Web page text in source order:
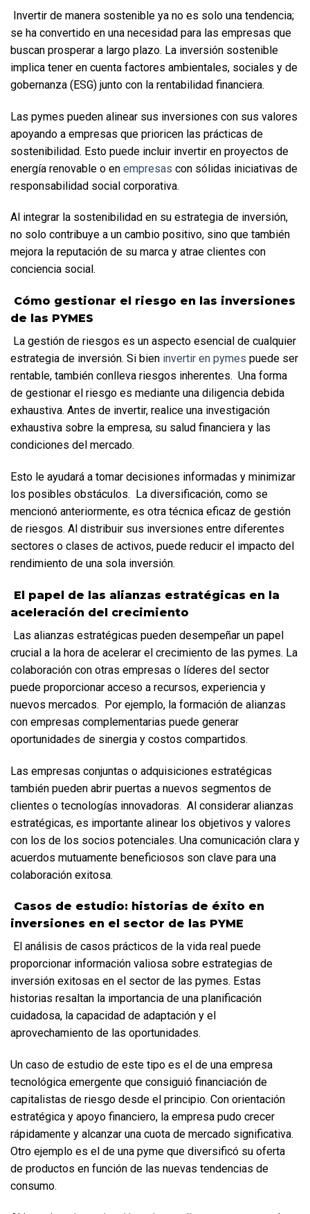
se ha convertido en una necesidad para las empresas que
buscan prosperar a largo plazo. La inversión sostenible
implica tener en cuenta factores ambientales, sociales y de
gobernanza (ESG) junto con la rentabilidad financiera.
Las pymes pueden alinear sus inversiones con sus valores
apoyando a empresas que prioricen las prácticas de
sostenibilidad. Esto puede incluir invertir en proyectos de
energía renovable o en empresas con sólidas iniciativas de
responsabilidad social corporativa.
Al integrar la sostenibilidad en su estrategia de inversión,
no solo contribuye a un cambio positivo, sino que también
mejora la reputación de su marca y atrae clientes con
conciencia social.
de las PYMES
estrategia de inversión. Si bien invertir en pymes puede ser
rentable, también conlleva riesgos inherentes.  Una forma
de gestionar el riesgo es mediante una diligencia debida
exhaustiva. Antes de invertir, realice una investigación
exhaustiva sobre la empresa, su salud financiera y las
condiciones del mercado.
Esto le ayudará a tomar decisiones informadas y minimizar
los posibles obstáculos.  La diversificación, como se
mencionó anteriormente, es otra técnica eficaz de gestión
de riesgos. Al distribuir sus inversiones entre diferentes
sectores o clases de activos, puede reducir el impacto del
rendimiento de una sola inversión.
aceleración del crecimiento
crucial a la hora de acelerar el crecimiento de las pymes. La
colaboración con otras empresas o líderes del sector
puede proporcionar acceso a recursos, experiencia y
nuevos mercados.  Por ejemplo, la formación de alianzas
con empresas complementarias puede generar
oportunidades de sinergia y costos compartidos.
Las empresas conjuntas o adquisiciones estratégicas
también pueden abrir puertas a nuevos segmentos de
clientes o tecnologías innovadoras.  Al considerar alianzas
estratégicas, es importante alinear los objetivos y valores
con los de los socios potenciales. Una comunicación clara y
acuerdos mutuamente beneficiosos son clave para una
colaboración exitosa.
inversiones en el sector de las PYME
proporcionar información valiosa sobre estrategias de
inversión exitosas en el sector de las pymes. Estas
historias resaltan la importancia de una planificación
cuidadosa, la capacidad de adaptación y el
aprovechamiento de las oportunidades.
Un caso de estudio de este tipo es el de una empresa
tecnológica emergente que consiguió financiación de
capitalistas de riesgo desde el principio. Con orientación
estratégica y apoyo financiero, la empresa pudo crecer
rápidamente y alcanzar una cuota de mercado significativa.
Otro ejemplo es el de una pyme que diversificó su oferta
de productos en función de las nuevas tendencias de
consumo.